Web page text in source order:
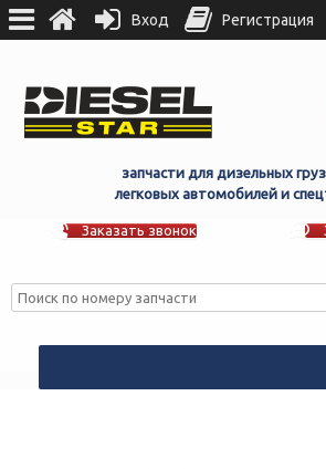
запчасти для дизельных
легковых автомобилей и
Заказать звонок
Вход Регистрация